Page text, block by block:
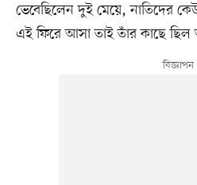
ভেবেছিলেন দুই মেয়ে, নাতিদের
এই ফিরে আসা তাই তাঁর কাছে ছিল